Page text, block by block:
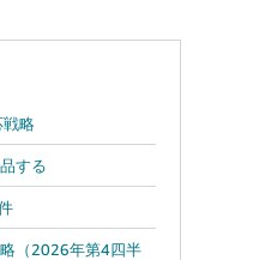
戦略
する
（2026年第4四半